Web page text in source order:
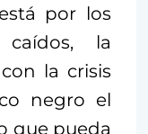
por los
la
la crisis
negro el
que pueda